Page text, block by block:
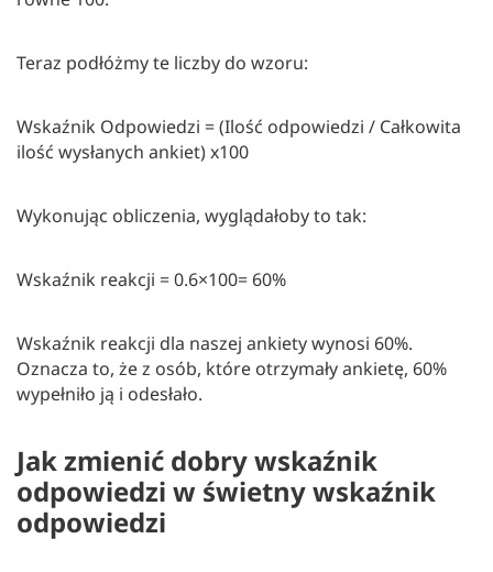
Teraz podłóżmy te liczby do wzoru:
Wskaźnik Odpowiedzi = (Ilość odpowiedzi / Całkowita
ilość wysłanych ankiet) x100
Wykonując obliczenia, wyglądałoby to tak:
Wskaźnik reakcji = 0.6×100= 60%
Wskaźnik reakcji dla naszej ankiety wynosi 60%.
Oznacza to, że z osób, które otrzymały ankietę, 60%
wypełniło ją i odesłało.
Jak zmienić dobry wskaźnik
odpowiedzi w świetny wskaźnik
odpowiedzi